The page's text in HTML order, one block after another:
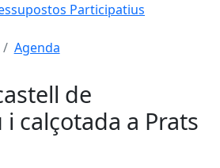
Participatius
Agenda
de
calçotada a Prats